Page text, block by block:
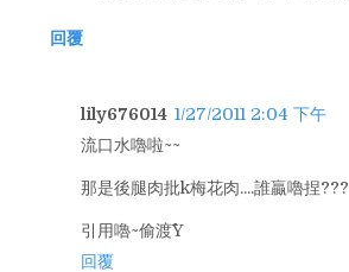
回覆
lily676014 1/27/2011 2:04 下午
流口水嚕啦~~
那是後腿肉批k梅花肉....誰贏嚕捏???
引用嚕~偷渡^^Y
回覆